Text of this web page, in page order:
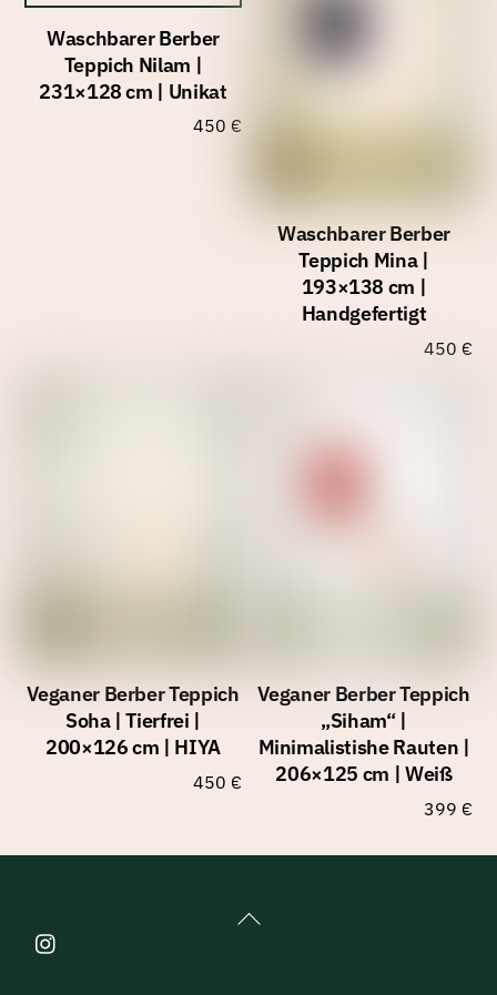
Waschbarer Berber
Teppich Nilam |
231×128 cm | Unikat
450 €
Waschbarer Berber
Teppich Mina |
193×138 cm |
Handgefertigt
450 €
Veganer Berber Teppich
Soha | Tierfrei |
200×126 cm | HIYA
450 €
Veganer Berber Teppich
„Siham“ |
Minimalistishe Rauten |
206×125 cm | Weiß
399 €
Back